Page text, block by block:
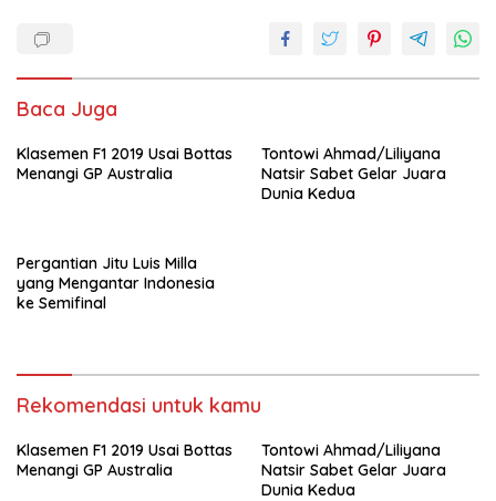
o
k
p
p
Baca Juga
Klasemen F1 2019 Usai Bottas
Menangi GP Australia
Tontowi Ahmad/Liliyana
Natsir Sabet Gelar Juara
Dunia Kedua
Pergantian Jitu Luis Milla
yang Mengantar Indonesia
ke Semifinal
Rekomendasi untuk kamu
Klasemen F1 2019 Usai Bottas
Menangi GP Australia
Tontowi Ahmad/Liliyana
Natsir Sabet Gelar Juara
Dunia Kedua